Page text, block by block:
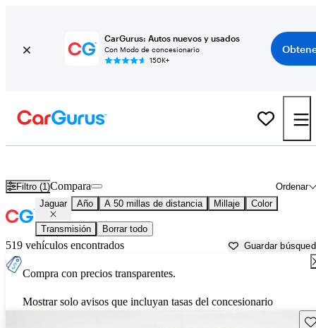
CarGurus: Autos nuevos y usados
Con Modo de concesionario
150K+
Filtro (1) Ordenar
Compara
Jaguar Año A 50 millas de distancia Millaje Color
Transmisión Borrar todo
519 vehículos encontrados Guardar
Compra con precios transparentes.
Mostrar solo avisos que incluyan tasas del concesionario